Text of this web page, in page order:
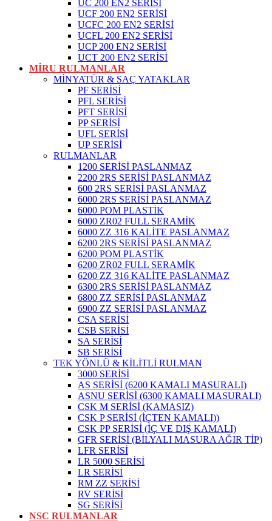
UC 200 EN2 SERİSİ
UCF 200 EN2 SERİSİ
UCFC 200 EN2 SERİSİ
UCFL 200 EN2 SERİSİ
UCP 200 EN2 SERİSİ
UCT 200 EN2 SERİSİ
MİRU RULMANLAR
MİNYATÜR & SAÇ YATAKLAR
PF SERİSİ
PFL SERİSİ
PFT SERİSİ
PP SERİSİ
UFL SERİSİ
UP SERİSİ
RULMANLAR
1200 SERİSİ PASLANMAZ
2200 2RS SERİSİ PASLANMAZ
600 2RS SERİSİ PASLANMAZ
6000 2RS SERİSİ PASLANMAZ
6000 POM PLASTİK
6000 ZR02 FULL SERAMİK
6000 ZZ 316 KALİTE PASLANMAZ
6200 2RS SERİSİ PASLANMAZ
6200 POM PLASTİK
6200 ZR02 FULL SERAMİK
6200 ZZ 316 KALİTE PASLANMAZ
6300 2RS SERİSİ PASLANMAZ
6800 ZZ SERİSİ PASLANMAZ
6900 ZZ SERİSİ PASLANMAZ
CSA SERİSİ
CSB SERİSİ
SA SERİSİ
SB SERİSİ
TEK YÖNLÜ & KİLİTLİ RULMAN
3000 SERİSİ
AS SERİSİ (6200 KAMALI MASURALI)
ASNU SERİSİ (6300 KAMALI MASURALI)
CSK M SERİSİ (KAMASIZ)
CSK P SERİSİ (İÇTEN KAMALI))
CSK PP SERİSİ (İÇ VE DIŞ KAMALI)
GFR SERİSİ (BİLYALI MASURA AĞIR TİP)
LFR SERİSİ
LR 5000 SERİSİ
LR SERİSİ
RM ZZ SERİSİ
RV SERİSİ
SG SERİSİ
NSC RULMANLAR